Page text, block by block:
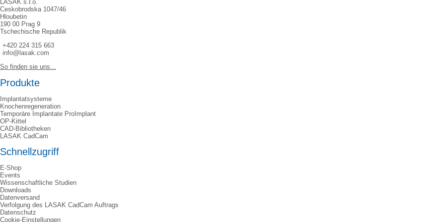
LASAK s.r.o.
Ceskobrodska 1047/46
Hloubetin
190 00 Prag 9
Tschechische Republik
+420 224 315 663
info@lasak.com
So finden sie uns...
Produkte
Implantatsysteme
Knochenregeneration
Temporäre Implantate ProImplant
OP-Kittel
CAD-Bibliotheken
LASAK CadCam
Schnellzugriff
E-Shop
Events
Wissenschaftliche Studien
Downloads
Datenversand
Verfolgung des LASAK CadCam Auftrags
Datenschutz
Cookie-Einstellungen